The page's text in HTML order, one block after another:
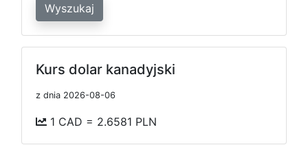
Wyszukaj
Kurs dolar kanadyjski
z dnia 2026-08-06
1 CAD = 2.6581 PLN